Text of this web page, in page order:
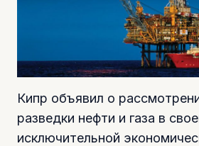
Кипр объявил о
разведки нефти и газа в
исключительной